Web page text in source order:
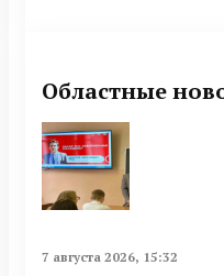
Областные
7 августа 2026, 15:32